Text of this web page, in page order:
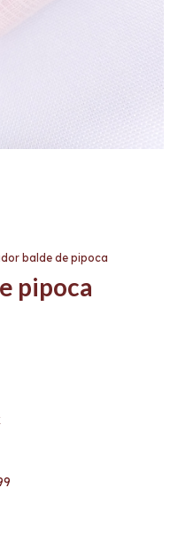
balde de pipoca
pipoca